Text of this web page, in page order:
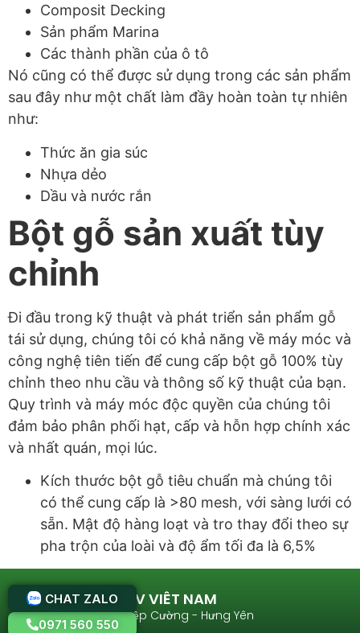
Composit Decking
Sản phẩm Marina
Các thành phần của ô tô
Nó cũng có thể được sử dụng trong các sản phẩm
sau đây như một chất làm đầy hoàn toàn tự nhiên
như:
Thức ăn gia súc
Nhựa dẻo
Dầu và nước rắn
Bột gỗ sản xuất tùy
chỉnh
Đi đầu trong kỹ thuật và phát triển sản phẩm gỗ
tái sử dụng, chúng tôi có khả năng về máy móc và
công nghệ tiên tiến để cung cấp bột gỗ 100% tùy
chỉnh theo nhu cầu và thông số kỹ thuật của bạn.
Quy trình và máy móc độc quyền của chúng tôi
đảm bảo phân phối hạt, cấp và hỗn hợp chính xác
và nhất quán, mọi lúc.
Kích thước bột gỗ tiêu chuẩn mà chúng tôi
có thể cung cấp là >80 mesh, với sàng lưới có
sẵn. Mật độ hàng loạt và tro thay đổi theo sự
pha trộn của loài và độ ẩm tối đa là 6,5%
CÔNG TY CP KV VIÊT NAM
Thôn Mai Viên - Hiệp Cường - Hưng Yên
0971 560 550
CHAT ZALO